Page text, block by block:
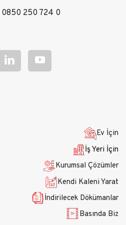
0850 250 724 0
Ev İçin
İş Yeri İçin
Kurumsal Çözümler
Kendi Kaleni Yarat
İndirilecek Dökümanlar
Basında Biz